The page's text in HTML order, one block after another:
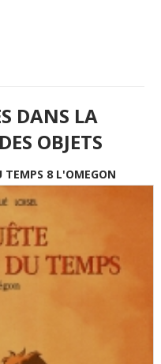
DANS LA
OBJETS
TEMPS 8 L'OMEGON